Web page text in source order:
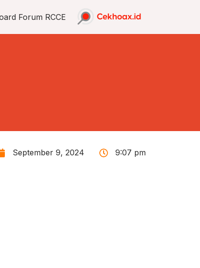
Forum RCCE
September 9, 2024 9:07 pm